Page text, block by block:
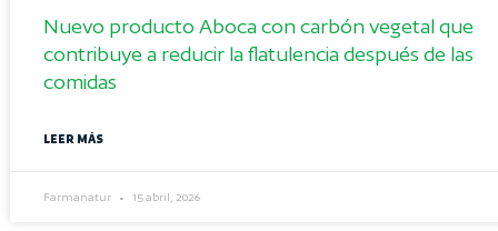
Nuevo producto Aboca con carbón vegetal que
contribuye a reducir la flatulencia después de las
comidas
LEER MÁS
Farmanatur 15 abril, 2026